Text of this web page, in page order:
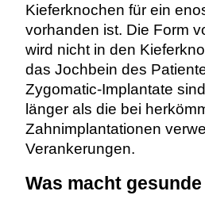
Kieferknochen für ein
vorhanden ist. Die Form
wird nicht in den
das Jochbein des
Zygomatic-Implantate
länger als die bei
Zahnimplantationen
Verankerungen.
Was macht